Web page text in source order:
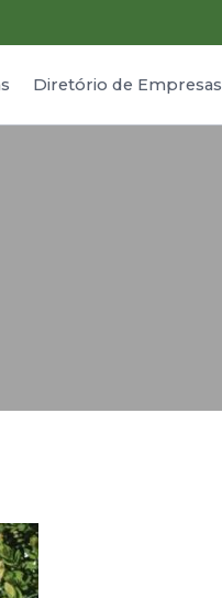
Diretório de Empresas